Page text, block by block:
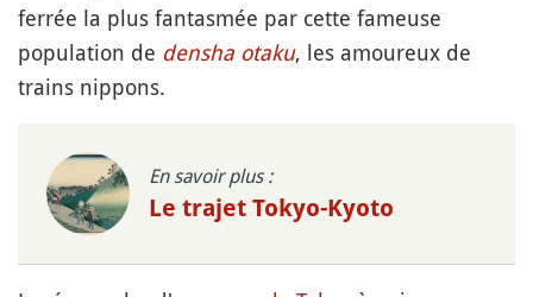
ferrée la plus fantasmée par cette fameuse
population de densha otaku, les amoureux de
trains nippons.
En savoir plus :
Le trajet Tokyo-Kyoto